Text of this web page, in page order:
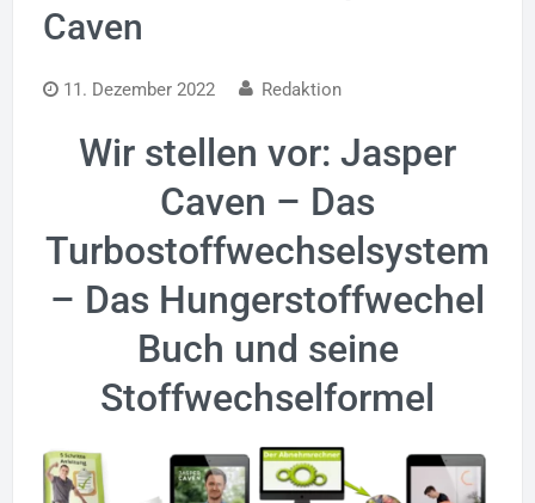
Caven
11. Dezember 2022 Redaktion
Wir stellen vor: Jasper
Caven – Das
Turbostoffwechselsystem
– Das Hungerstoffwechel
Buch und seine
Stoffwechselformel